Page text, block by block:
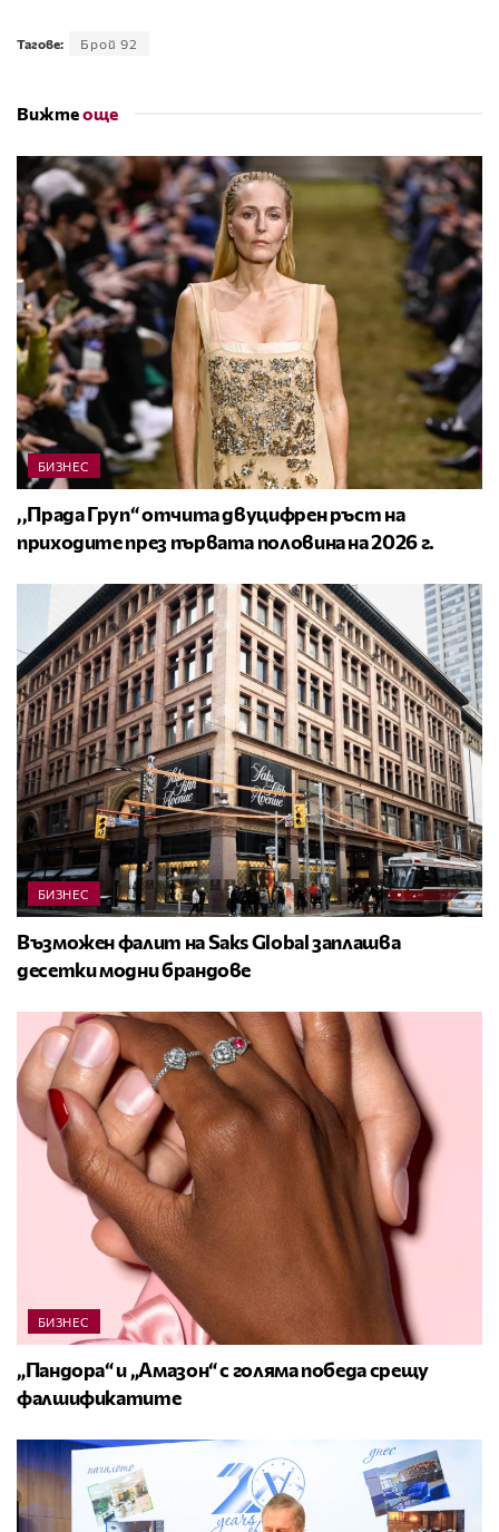
Тагове: Брой 92
Вижтеоще
БИЗНЕС
,,Прада Груп“ отчита двуцифрен ръст на
приходите през първата половина на 2026 г.
БИЗНЕС
Възможен фалит на Saks Global заплашва
десетки модни брандове
БИЗНЕС
„Пандора“ и „Амазон“ с голяма победа срещу
фалшификатите